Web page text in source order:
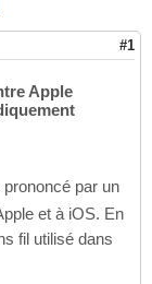
#1
Apple
prononcé par un
et à iOS. En
fil utilisé dans